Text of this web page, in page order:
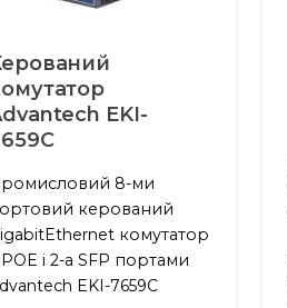
EKI-
8-ми
керований
комутатор
і 2-а SFP портами
EKI-7659C